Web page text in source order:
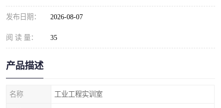
发布日期： 2026-08-07
阅 读 量： 35
产品描述
名称 工业工程实训室